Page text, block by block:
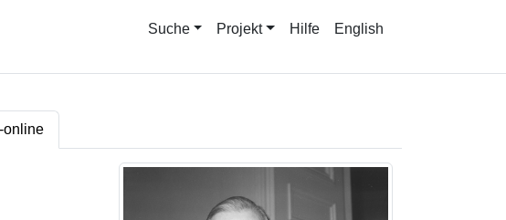
Suche Projekt Hilfe English
-online